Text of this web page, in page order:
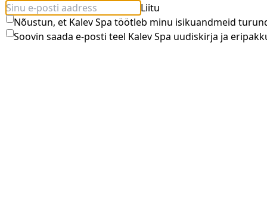
Liitu
Nõustun, et Kalev Spa töötleb minu isikuandmeid
Soovin saada e-posti teel Kalev Spa uudiskirja ja